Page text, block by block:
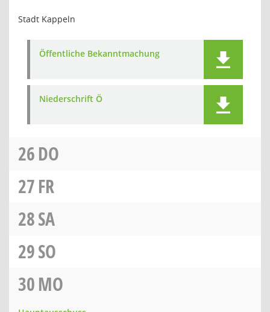
Stadt Kappeln
Öffentliche Bekanntmachung
Niederschrift Ö
26DO
27FR
28SA
29SO
30MO